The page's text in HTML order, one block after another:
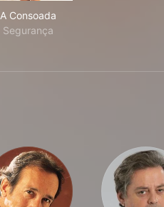
A Consoada
Segurança